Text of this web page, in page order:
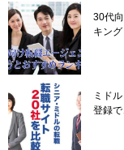
シ
ョ
ン
30代
キング
ミド
登録で